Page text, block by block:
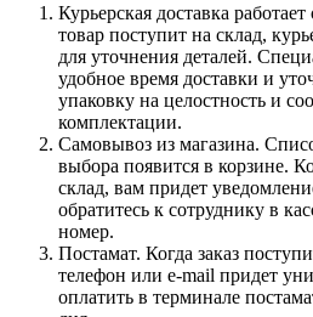
Курьерская доставка
товар поступит на склад,
для уточнения деталей.
удобное время доставки и
упаковку на целостность и
комплектации.
Самовывоз из магазина.
выбора появится в корзине.
склад, вам придет
обратитесь к сотруднику в
номер.
Постамат. Когда заказ
телефон или e-mail придет
оплатить в терминале